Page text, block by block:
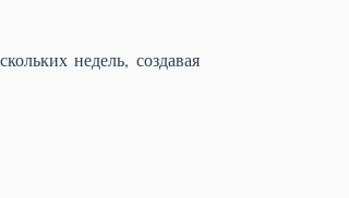
недель, создавая